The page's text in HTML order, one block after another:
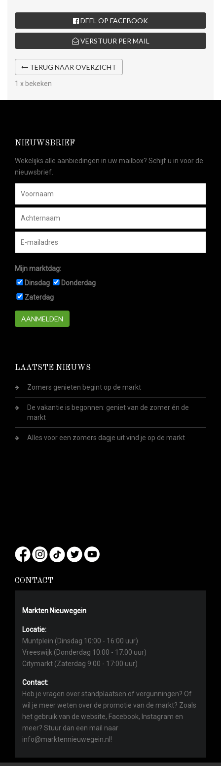
DEEL OP FACEBOOK
VERSTUUR PER MAIL
TERUG NAAR OVERZICHT
1 x bekeken
NIEUWSBRIEF
Wekelijks alle aanbiedingen in uw mailbox? Schijf u in voor de
nieuwsbrief.
Mijn marktdag:
Dinsdag
Donderdag
Zaterdag
AANMELDEN
LAATSTE NIEUWS
Zomers genieten begint op de markt
De vakantie is begonnen: geniet van de zomer én de
markt
Alles voor een zomers dagje uit vind je op de markt
CONTACT
Markten Nieuwegein
Locatie:
Muntplein (Dinsdag 10:00 - 16:00 uur)
Vreeswijk (Donderdag 10:00 - 17:00 uur)
Citymarkt (Zaterdag 9:00 - 17:00 uur)
Contact:
Heb je vragen over standplaatsen of vergunningen? Of
wil je meer weten over de promotie van de markt? Zoals
het gebruik van de website, Facebook, Instagram en
meer? Stuur dan een mail naar
info@marktennieuwegein.nl!